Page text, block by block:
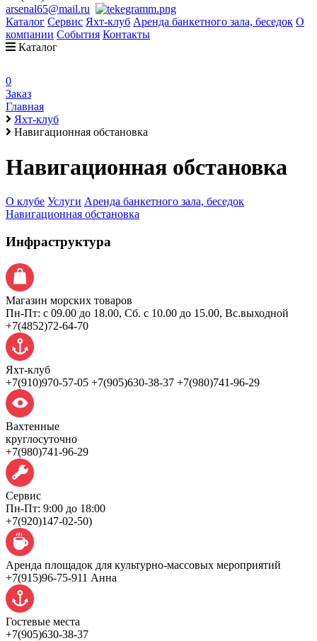
arsenal65@mail.ru
Каталог Сервис Яхт-клуб Аренда банкетного зала, беседок О
компании События Контакты
Каталог
0
Заказ
Главная
Яхт-клуб
Навигационная обстановка
Навигационная обстановка
О клубе Услуги Аренда банкетного зала, беседок
Навигационная обстановка
Инфраструктура
Магазин морских товаров
Пн-Пт: с 09.00 до 18.00, Сб. с 10.00 до 15.00, Вс.выходной
+7(4852)72-64-70
Яхт-клуб
+7(910)970-57-05 +7(905)630-38-37 +7(980)741-96-29
Вахтенные
круглосуточно
+7(980)741-96-29
Сервис
Пн-Пт: 9:00 до 18:00
+7(920)147-02-50)
Аренда площадок для культурно-массовых мероприятий
+7(915)96-75-911 Анна
Гостевые места
+7(905)630-38-37